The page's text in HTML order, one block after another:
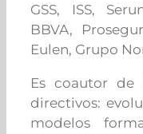
GSS, ISS,
BBVA,
Eulen, Grupo
Es coautor de
directivos:
modelos